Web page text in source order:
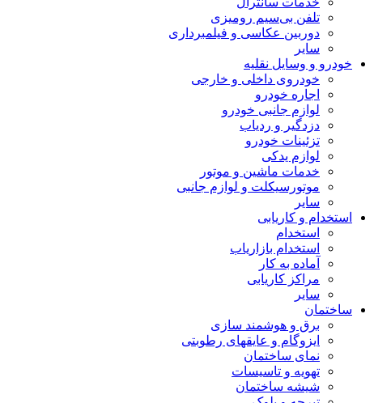
تلفن بی‌سیم رومیزی
دوربین عکاسی و فیلمبرداری
سایر
خودرو و وسایل نقلیه
خودروی داخلی و خارجی
اجاره خودرو
لوازم جانبی خودرو
دزدگیر و ردیاب
تزئینات خودرو
لوازم یدکی
خدمات ماشین و موتور
موتورسیکلت و لوازم جانبی
سایر
استخدام و کاریابی
استخدام
استخدام بازاریاب
آماده به کار
مراکز کاریابی
سایر
ساختمان
برق و هوشمند سازی
ایزوگام و عایقهای رطوبتی
نمای ساختمان
تهویه و تاسیسات
شیشه ساختمان